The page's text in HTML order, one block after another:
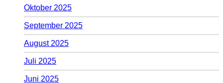
Oktober 2025
September 2025
August 2025
Juli 2025
Juni 2025